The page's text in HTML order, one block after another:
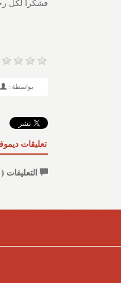
فشكرا لكل
بواسطة :
تعليقات
التعليقات